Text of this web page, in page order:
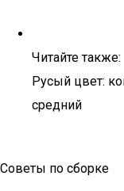
Читайте также:
Русый цвет:
средний
Советы по сборке